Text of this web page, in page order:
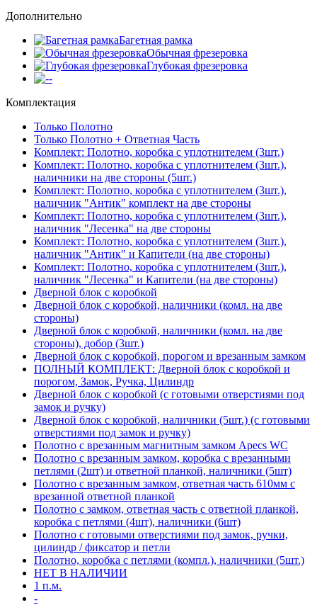
Дополнительно
Багетная рамка
Обычная фрезеровка
Глубокая фрезеровка
-
Комплектация
Только Полотно
Только Полотно + Ответная Часть
Комплект: Полотно, коробка с уплотнителем (3шт.)
Комплект: Полотно, коробка с уплотнителем (3шт.),
наличники на две стороны (5шт.)
Комплект: Полотно, коробка с уплотнителем (3шт.),
наличник "Антик" комплект на две стороны
Комплект: Полотно, коробка с уплотнителем (3шт.),
наличник "Лесенка" на две стороны
Комплект: Полотно, коробка с уплотнителем (3шт.),
наличник "Антик" и Капители (на две стороны)
Комплект: Полотно, коробка с уплотнителем (3шт.),
наличник "Лесенка" и Капители (на две стороны)
Дверной блок с коробкой
Дверной блок с коробкой, наличники (комл. на две
стороны)
Дверной блок с коробкой, наличники (комл. на две
стороны), добор (3шт.)
Дверной блок с коробкой, порогом и врезанным замком
ПОЛНЫЙ КОМПЛЕКТ: Дверной блок с коробкой и
порогом, Замок, Ручка, Цилиндр
Дверной блок с коробкой (с готовыми отверстиями под
замок и ручку)
Дверной блок с коробкой, наличники (5шт.) (с готовыми
отверстиями под замок и ручку)
Полотно с врезанным магнитным замком Apecs WC
Полотно с врезанным замком, коробка с врезанными
петлями (2шт) и ответной планкой, наличники (5шт)
Полотно с врезанным замком, ответная часть 610мм с
врезанной ответной планкой
Полотно с замком, ответная часть с ответной планкой,
коробка с петлями (4шт), наличники (6шт)
Полотно с готовыми отверстиями под замок, ручки,
цилиндр / фиксатор и петли
Полотно, коробка с петлями (компл.), наличники (5шт.)
НЕТ В НАЛИЧИИ
1 п.м.
-